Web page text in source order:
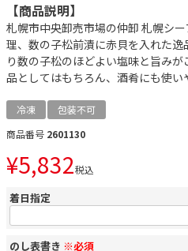
【商品説明】
札幌市中央卸売市場の仲卸 札幌シ
理、数の子松前漬に赤貝を入れた逸
り数の子松のほどよい塩味と旨み
品としてはもちろん、酒肴にも使い
冷凍
包装不可
商品番号 2601130
¥5,832税込
着日指定
のし表書き ※必須